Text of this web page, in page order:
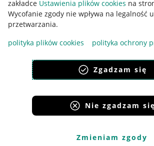
zakładce Ustawienia plików cookies na
Wycofanie zgody nie wpływa na legalność
przetwarzania.
polityka plików cookies
polityka ochrony
Zgadzam się
Nie zgadzam się
Zmieniam zgody
Korzystanie z serwisu oznacza akceptację